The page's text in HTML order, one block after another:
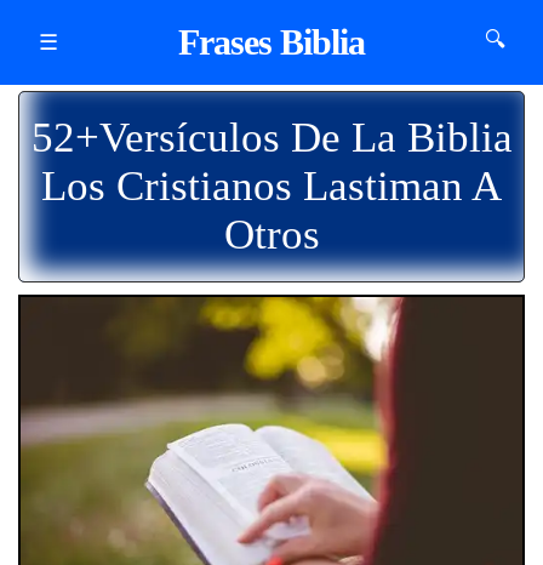
☰ Frases Biblia 🔍
52+Versículos De La Biblia
Los Cristianos Lastiman A
Otros